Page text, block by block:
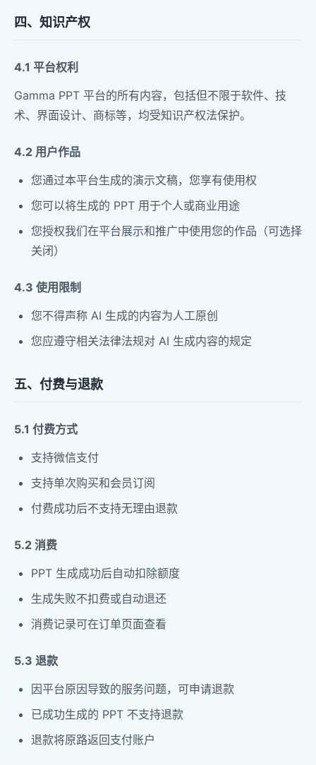
四、知识产权
4.1 平台权利
Gamma PPT 平台的所有内容，包括但不限于软件、技
术、界面设计、商标等，均受知识产权法保护。
4.2 用户作品
您通过本平台生成的演示文稿，您享有使用权
您可以将生成的 PPT 用于个人或商业用途
您授权我们在平台展示和推广中使用您的作品（可选择
关闭）
4.3 使用限制
您不得声称 AI 生成的内容为人工原创
您应遵守相关法律法规对 AI 生成内容的规定
五、付费与退款
5.1 付费方式
支持微信支付
支持单次购买和会员订阅
付费成功后不支持无理由退款
5.2 消费
PPT 生成成功后自动扣除额度
生成失败不扣费或自动退还
消费记录可在订单页面查看
5.3 退款
因平台原因导致的服务问题，可申请退款
已成功生成的 PPT 不支持退款
退款将原路返回支付账户